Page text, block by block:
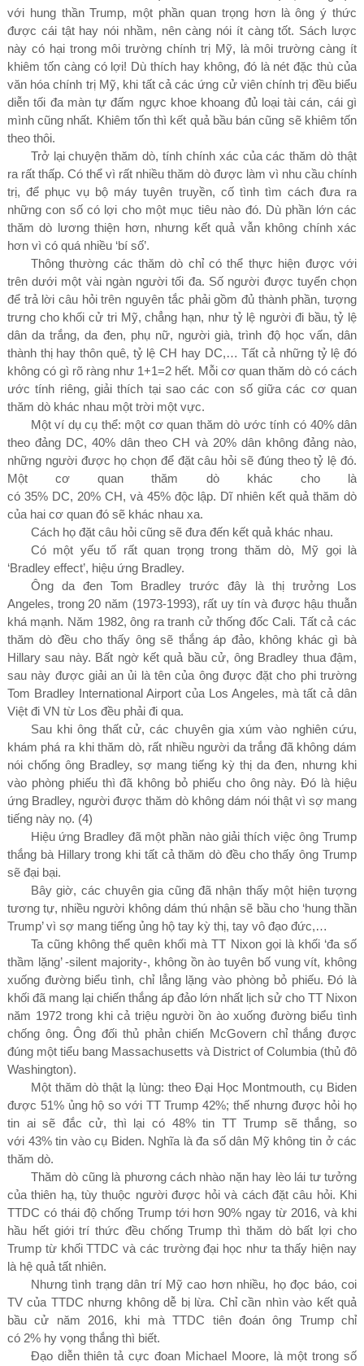
với hung thần Trump, một phần quan trọng hơn là ông ý thức
được cái tật hay nói nhầm, nên càng nói ít càng tốt. Sách lược
này có hại trong môi trường chính trị Mỹ, là môi trường càng ít
khiêm tốn càng có lợi! Dù thích hay không, đó là nét đặc thù của
văn hóa chính trị Mỹ, khi tất cả các ứng cử viên chính trị đều biểu
diễn tối đa màn tự đấm ngực khoe khoang đủ loại tài cán, cái gì
mình cũng nhất. Khiêm tốn thì kết quả bầu bán cũng sẽ khiêm tốn
theo thôi.
Trở lại chuyện thăm dò, tính chính xác của các thăm dò thật
ra rất thấp. Có thể vì rất nhiều thăm dò được làm vì nhu cầu chính
trị, để phục vụ bộ máy tuyên truyền, cố tình tìm cách đưa ra
những con số có lợi cho một mục tiêu nào đó. Dù phần lớn các
thăm dò lương thiện hơn, nhưng kết quả vẫn không chính xác
hơn vì có quá nhiều ‘bí số’.
Thông thường các thăm dò chỉ có thể thực hiện được với
trên dưới một vài ngàn người tối đa. Số người được tuyển chọn
để trả lời câu hỏi trên nguyên tắc phải gồm đủ thành phần, tượng
trưng cho khối cử tri Mỹ, chẳng hạn, như tỷ lệ người đi bầu, tỷ lệ
dân da trắng, da đen, phụ nữ, người già, trình độ học vấn, dân
thành thị hay thôn quê, tỷ lệ CH hay DC,… Tất cả những tỷ lệ đó
không có gì rõ ràng như 1+1=2 hết. Mỗi cơ quan thăm dò có cách
ước tính riêng, giải thích tại sao các con số giữa các cơ quan
thăm dò khác nhau một trời một vực.
Một ví dụ cụ thể: một cơ quan thăm dò ước tính có 40%dân
theo đảng DC, 40% dân theo CH và 20% dân không đảng nào,
những người được họ chọn để đặt câu hỏi sẽ đúng theo tỷ lệ đó.
Một cơ quan thăm dò khác cho là
có35%DC, 20%CH, và 45%độc lập. Dĩ nhiên kết quả thăm dò
của hai cơ quan đó sẽ khác nhau xa.
Cách họ đặt câu hỏi cũng sẽ đưa đến kết quả khác nhau.
Có một yếu tố rất quan trọng trong thăm dò, Mỹ gọi là
‘Bradley effect’, hiệu ứng Bradley.
Ông da đen Tom Bradley trước đây là thị trưởng Los
Angeles, trong 20 năm (1973-1993), rất uy tín và được hậu thuẫn
khá mạnh. Năm 1982, ông ra tranh cử thống đốc Cali. Tất cả các
thăm dò đều cho thấy ông sẽ thắng áp đảo, không khác gì bà
Hillary sau này. Bất ngờ kết quả bầu cử, ông Bradley thua đậm,
sau này được giải an ủi là tên của ông được đặt cho phi trường
Tom Bradley International Airport của Los Angeles, mà tất cả dân
Việt đi VN từ Los đều phải đi qua.
Sau khi ông thất cử, các chuyên gia xúm vào nghiên cứu,
khám phá ra khi thăm dò, rất nhiều người da trắng đã không dám
nói chống ông Bradley, sợ mang tiếng kỳ thị da đen, nhưng khi
vào phòng phiếu thì đã không bỏ phiếu cho ông này. Đó là hiệu
ứng Bradley, người được thăm dò không dám nói thật vì sợ mang
tiếng này nọ. (4)
Hiệu ứng Bradley đã một phần nào giải thích việc ông Trump
thắng bà Hillary trong khi tất cả thăm dò đều cho thấy ông Trump
sẽ đại bại.
Bây giờ, các chuyên gia cũng đã nhận thấy một hiện tượng
tương tự, nhiều người không dám thú nhận sẽ bầu cho ‘hung thần
Trump’ vì sợ mang tiếng ủng hộ tay kỳ thị, tay vô đạo đức,…
Ta cũng không thể quên khối mà TT Nixon gọi là khối ‘đa số
thầm lặng’ -silent majority-, không ồn ào tuyên bố vung vít, không
xuống đường biểu tình, chỉ lẳng lặng vào phòng bỏ phiếu. Đó là
khối đã mang lại chiến thắng áp đảo lớn nhất lịch sử cho TT Nixon
năm 1972trong khi cả triệu người ồn ào xuống đường biểu tình
chống ông. Ông đối thủ phản chiến McGovern chỉ thắng được
đúng một tiểu bang Massachusetts và District of Columbia (thủ đô
Washington).
Một thăm dò thật lạ lùng: theo Đại Học Montmouth, cụ Biden
được 51% ủng hộ so với TT Trump42%; thế nhưng được hỏi họ
tin ai sẽ đắc cử, thì lại có 48%tin TT Trump sẽ thắng, so
với 43%tin vào cụ Biden. Nghĩa là đa số dân Mỹ không tin ở các
thăm dò.
Thăm dò cũng là phương cách nhào nặn hay lèo lái tư tưởng
của thiên hạ, tùy thuộc người được hỏi và cách đặt câu hỏi. Khi
TTDC có thái độ chống Trump tới hơn90% ngay từ 2016,và khi
hầu hết giới trí thức đều chống Trump thì thăm dò bất lợi cho
Trump từ khối TTDC và các trường đại học như ta thấy hiện nay
là hệ quả tất nhiên.
Nhưng tình trạng dân trí Mỹ cao hơn nhiều, họ đọc báo, coi
TV của TTDC nhưng không dễ bị lừa. Chỉ cần nhìn vào kết quả
bầu cử năm 2016, khi mà TTDC tiên đoán ông Trump chỉ
có2%hy vọng thắng thì biết.
Đạo diễn thiên tả cực đoan Michael Moore, là một trong số